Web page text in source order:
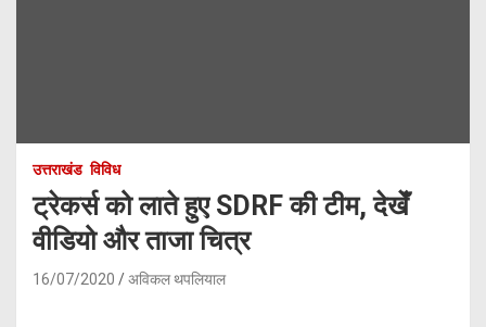
उत्तराखंड विविध
ट्रेकर्स को लाते हुए SDRF की टीम, देखेँ
वीडियो और ताजा चित्र
16/07/2020 अविकल थपलियाल